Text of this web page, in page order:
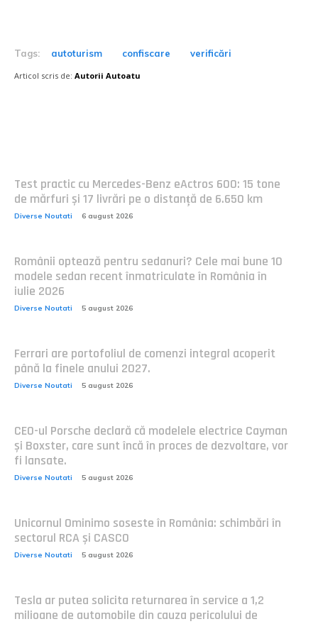
Tags: autoturism confiscare verificări
Articol scris de: Autorii Autoatu
Test practic cu Mercedes-Benz eActros 600: 15 tone
de mărfuri și 17 livrări pe o distanță de 6.650 km
Diverse Noutati 6 august 2026
Românii optează pentru sedanuri? Cele mai bune 10
modele sedan recent înmatriculate în România în
iulie 2026
Diverse Noutati 5 august 2026
Ferrari are portofoliul de comenzi integral acoperit
până la finele anului 2027.
Diverse Noutati 5 august 2026
CEO-ul Porsche declară că modelele electrice Cayman
și Boxster, care sunt încă în proces de dezvoltare, vor
fi lansate.
Diverse Noutati 5 august 2026
Unicornul Ominimo soseste în România: schimbări în
sectorul RCA și CASCO
Diverse Noutati 5 august 2026
Tesla ar putea solicita returnarea în service a 1,2
milioane de automobile din cauza pericolului de